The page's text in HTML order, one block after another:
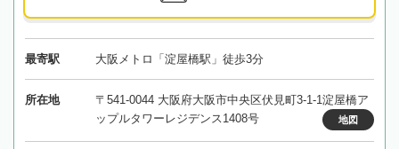
最寄駅 大阪メトロ「淀屋橋駅」徒歩3分
所在地
〒541-0044 大阪府大阪市中央区伏見町3-1-1淀屋橋ア
ップルタワーレジデンス1408号
地図